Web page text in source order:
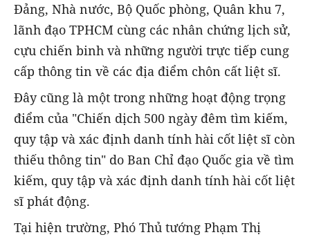
Đảng, Nhà nước, Bộ Quốc phòng, Quân khu 7,
lãnh đạo TPHCM cùng các nhân chứng lịch sử,
cựu chiến binh và những người trực tiếp cung
cấp thông tin về các địa điểm chôn cất liệt sĩ.
Đây cũng là một trong những hoạt động trọng
điểm của "Chiến dịch 500 ngày đêm tìm kiếm,
quy tập và xác định danh tính hài cốt liệt sĩ còn
thiếu thông tin" do Ban Chỉ đạo Quốc gia về tìm
kiếm, quy tập và xác định danh tính hài cốt liệt
sĩ phát động.
Tại hiện trường, Phó Thủ tướng Phạm Thị